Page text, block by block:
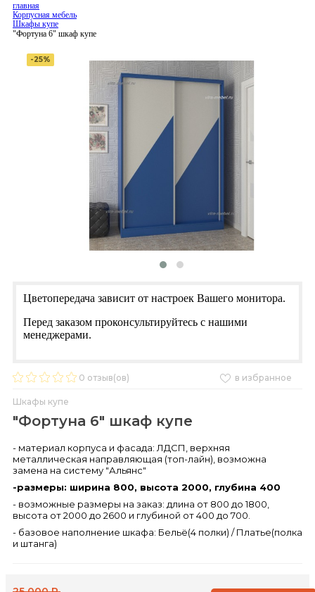
главная
Корпусная мебель
Шкафы купе
"Фортуна 6" шкаф купе
-25%
Цветопередача зависит от настроек Вашего монитора.
Перед заказом проконсультируйтесь с нашими
менеджерами.
- материал корпуса и фасада: ЛДСП, верхняя
металлическая направляющая (топ-лайн), возможна
замена на систему "Альянс"
-размеры: ширина 800, высота 2000, глубина 400
- возможные размеры на заказ: длина от 800 до 1800,
высота от 2000 до 2600 и глубиной от 400 до 700.
- базовое наполнение шкафа: Бельё(4 полки) / Платье(полка
и штанга)
0 отзыв(ов) в избранное
Шкафы купе
"Фортуна 6" шкаф купе